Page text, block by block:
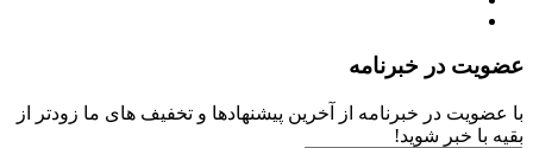
عضویت در خبرنامه
با عضویت در خبرنامه از آخرین پیشنهادها و تخفیف های ما زودتر از
بقیه با خبر شوید!